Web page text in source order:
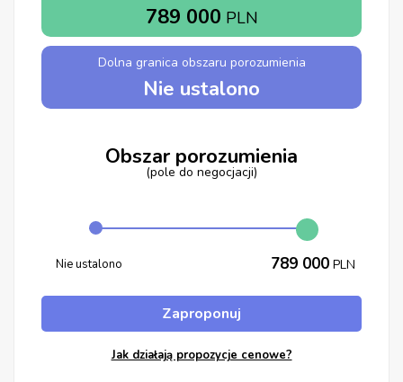
789 000 PLN
Dolna granica obszaru porozumienia
Nie ustalono
Obszar porozumienia
(pole do negocjacji)
Nie ustalono 789 000 PLN
Zaproponuj
Jak działają propozycje cenowe?